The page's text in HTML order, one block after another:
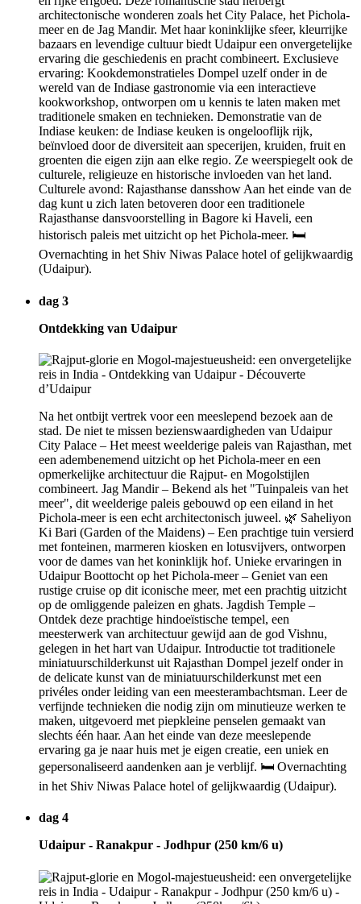
architectonische wonderen zoals het City Palace, het Pichola-
meer en de Jag Mandir. Met haar koninklijke sfeer, kleurrijke
bazaars en levendige cultuur biedt Udaipur een onvergetelijke
ervaring die geschiedenis en pracht combineert. Exclusieve
ervaring: Kookdemonstratieles Dompel uzelf onder in de
wereld van de Indiase gastronomie via een interactieve
kookworkshop, ontworpen om u kennis te laten maken met
traditionele smaken en technieken. Demonstratie van de
Indiase keuken: de Indiase keuken is ongelooflijk rijk,
beïnvloed door de diversiteit aan specerijen, kruiden, fruit en
groenten die eigen zijn aan elke regio. Ze weerspiegelt ook de
culturele, religieuze en historische invloeden van het land.
Culturele avond: Rajasthanse dansshow Aan het einde van de
dag kunt u zich laten betoveren door een traditionele
Rajasthanse dansvoorstelling in Bagore ki Haveli, een
historisch paleis met uitzicht op het Pichola-meer. 🛏
Overnachting in het Shiv Niwas Palace hotel of gelijkwaardig
(Udaipur).
dag 3
Ontdekking van Udaipur
Na het ontbijt vertrek voor een meeslepend bezoek aan de
stad. De niet te missen bezienswaardigheden van Udaipur
City Palace – Het meest weelderige paleis van Rajasthan, met
een adembenemend uitzicht op het Pichola-meer en een
opmerkelijke architectuur die Rajput- en Mogolstijlen
combineert. Jag Mandir – Bekend als het "Tuinpaleis van het
meer", dit weelderige paleis gebouwd op een eiland in het
Pichola-meer is een echt architectonisch juweel. 🌿 Saheliyon
Ki Bari (Garden of the Maidens) – Een prachtige tuin versierd
met fonteinen, marmeren kiosken en lotusvijvers, ontworpen
voor de dames van het koninklijk hof. Unieke ervaringen in
Udaipur Boottocht op het Pichola-meer – Geniet van een
rustige cruise op dit iconische meer, met een prachtig uitzicht
op de omliggende paleizen en ghats. Jagdish Temple –
Ontdek deze prachtige hindoeïstische tempel, een
meesterwerk van architectuur gewijd aan de god Vishnu,
gelegen in het hart van Udaipur. Introductie tot traditionele
miniatuurschilderkunst uit Rajasthan Dompel jezelf onder in
de delicate kunst van de miniatuurschilderkunst met een
privéles onder leiding van een meesterambachtsman. Leer de
verfijnde technieken die nodig zijn om minutieuze werken te
maken, uitgevoerd met piepkleine penselen gemaakt van
slechts één haar. Aan het einde van deze meeslepende
ervaring ga je naar huis met je eigen creatie, een uniek en
gepersonaliseerd aandenken aan je verblijf. 🛏 Overnachting
in het Shiv Niwas Palace hotel of gelijkwaardig (Udaipur).
dag 4
Udaipur - Ranakpur - Jodhpur (250 km/6 u)